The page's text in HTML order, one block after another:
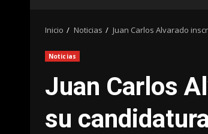
Inicio Noticias Juan Carlos Alvarado
Noticias
Juan Carlos
su